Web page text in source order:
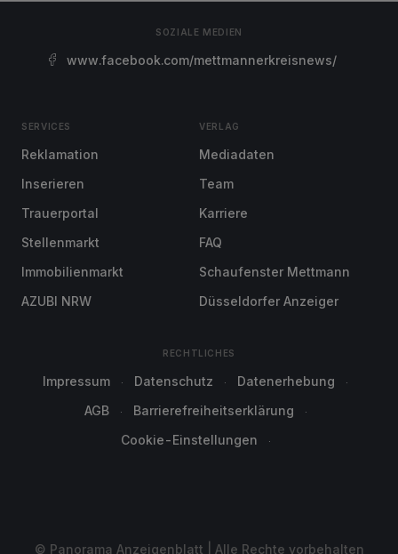
SOZIALE MEDIEN
www.facebook.com/mettmannerkreisnews/
SERVICES
Reklamation
Inserieren
Trauerportal
Stellenmarkt
Immobilienmarkt
AZUBI NRW
VERLAG
Mediadaten
Team
Karriere
FAQ
Schaufenster Mettmann
Düsseldorfer Anzeiger
RECHTLICHES
Impressum Datenschutz
Datenerhebung
AGB
Barrierefreiheitserklärung
Cookie-Einstellungen
© Panorama Anzeigenblatt | Alle Rechte vorbehalten